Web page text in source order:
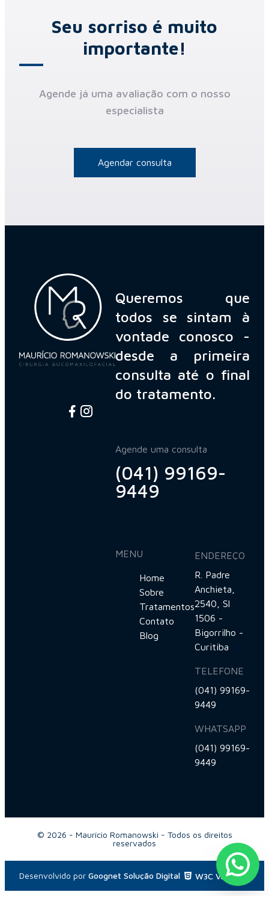
Seu sorriso é muito
importante!
Agende já uma avaliação com o nosso
especialista
Agendar consulta
Queremos que
todos se sintam à
vontade conosco -
desde a primeira
consulta até o final
do tratamento.
Agende uma consulta
(041) 99169-
9449
MENU
Home
Sobre
Tratamentos
Contato
Blog
ENDEREÇO
R. Padre
Anchieta,
2540, Sl
1506 -
Bigorrilho -
Curitiba
TELEFONE
(041) 99169-
9449
WHATSAPP
(041) 99169-
9449
© 2026 - Maurício Romanowski - Todos os direitos
reservados
Desenvolvido por Goognet Solução Digital W3C Validator